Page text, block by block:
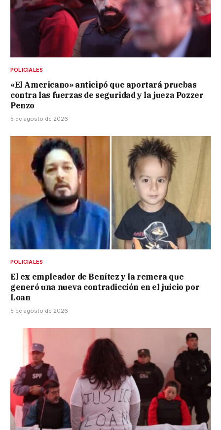
POLICIALES
«El Americano» anticipó que aportará pruebas
contra las fuerzas de seguridad y la jueza Pozzer
Penzo
5 de agosto de 2026
POLICIALES
El ex empleador de Benítez y la remera que
generó una nueva contradicción en el juicio por
Loan
5 de agosto de 2026